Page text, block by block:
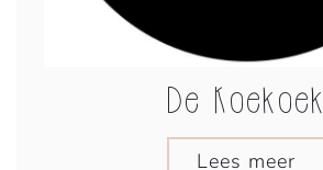
De Koekoek
Lees meer